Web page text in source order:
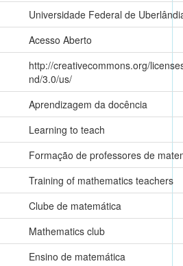
Universidade Federal de
Acesso Aberto
http://creativecommons.org/
nd/3.0/us/
Aprendizagem da docência
Learning to teach
Formação de professores de
Training of mathematics teachers
Clube de matemática
Mathematics club
Ensino de matemática